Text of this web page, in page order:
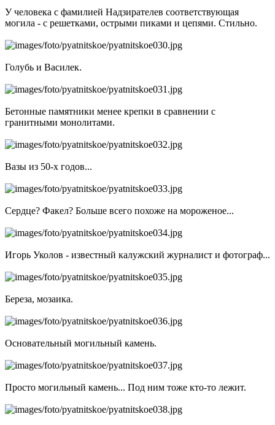
У человека с фамилией Надзирателев соответствующая
могила - с решетками, острыми пиками и цепями. Стильно.
Голубь и Василек.
Бетонные памятники менее крепки в сравнении с
гранитными монолитами.
Вазы из 50-х годов...
Сердце? Факел? Больше всего похоже на мороженое...
Игорь Уколов - известный калужский журналист и фотограф...
Береза, мозаика.
Основательный могильный камень.
Просто могильный камень... Под ним тоже кто-то лежит.